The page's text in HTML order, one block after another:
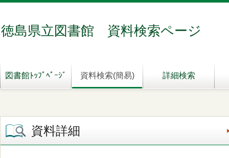
徳島県立図書館 資料検索ページ
図書館ﾄｯﾌﾟﾍﾟｰｼﾞ 資料検索(簡易) 詳細検索
資料詳細